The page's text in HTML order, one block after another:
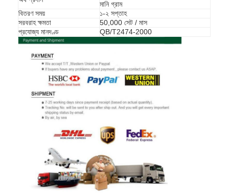
মানি গ্রাম
বিতরণ সময়
১-২ সপ্তাহ
সরবরাহ ক্ষমতা
50,000 সেট / মাস
প্রযোজ্য মানদণ্ড
QB/T2474-2000